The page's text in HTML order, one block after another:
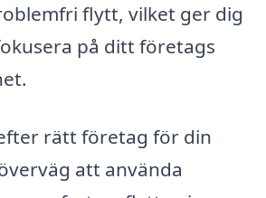
flytt, vilket ger dig
på ditt företags
rätt företag för din
att använda